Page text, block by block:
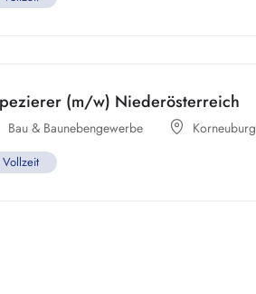
(m/w) Niederösterreich
Bau & Baunebengewerbe Korneuburg
Vollzeit